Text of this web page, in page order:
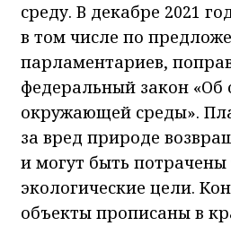
среду. В декабре 2021
в том числе по
парламентариев,
федеральный закон «Об
окружающей среды».
за вред природе
и могут быть потрачены
экологические цели.
объекты прописаны в